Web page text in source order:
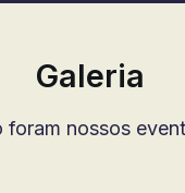
Galeria
foram nossos